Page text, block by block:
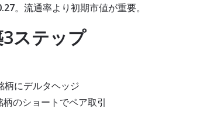
。流通率より初期市値が重要。
ステップ
柄にデルタヘッジ
のショートでペア取引